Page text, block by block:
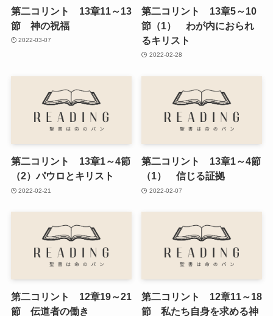
第二コリント 13章11～13
節 神の祝福
2022-03-07
第二コリント 13章5～10
節（1） わが内におられ
るキリスト
2022-02-28
第二コリント 13章1～4節
（2）パウロとキリスト
2022-02-21
第二コリント 13章1～4節
（1） 信じる証拠
2022-02-07
第二コリント 12章19～21
節 伝道者の働き
第二コリント 12章11～18
節 私たち自身を求める神